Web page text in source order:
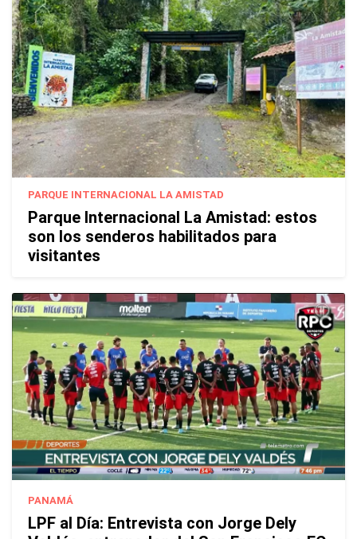
PARQUE INTERNACIONAL LA AMISTAD
Parque Internacional La Amistad: estos
son los senderos habilitados para
visitantes
PANAMÁ
LPF al Día: Entrevista con Jorge Dely